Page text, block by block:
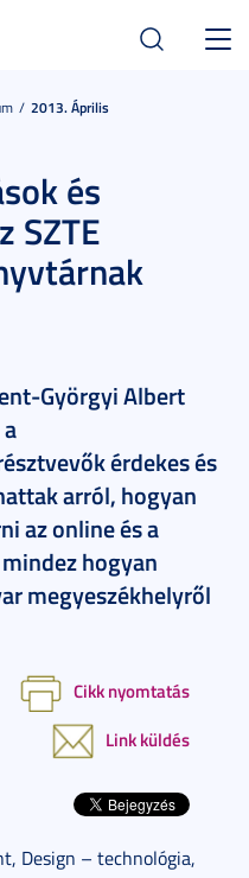
2013. Április
és
SZTE
Györgyi Albert
érdekes és
arról, hogyan
az online és a
hogyan
megyeszékhelyről
Cikk nyomtatás
Link küldés
Design – technológia,